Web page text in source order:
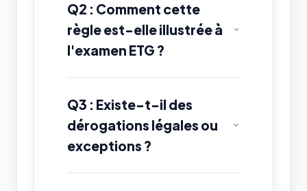
Q2 : Comment cette
règle est-elle illustrée à
l'examen ETG ?
Q3 : Existe-t-il des
dérogations légales ou
exceptions ?